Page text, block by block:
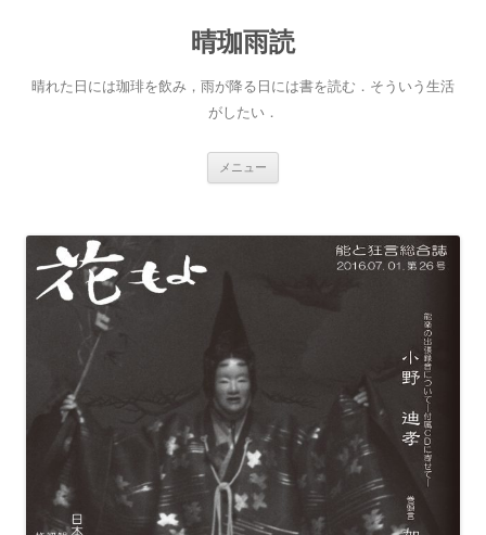
晴珈雨読
晴れた日には珈琲を飲み，雨が降る日には書を読む．そういう生活
がしたい．
メニュー
へ